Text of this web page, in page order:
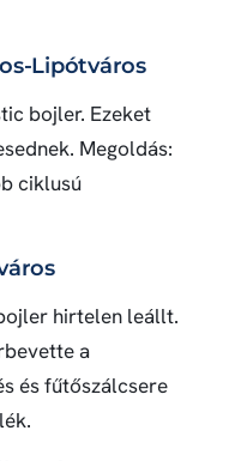
Lipótváros
bojler. Ezeket
Megoldás:
ciklusú
hirtelen leállt.
a
és fűtőszálcsere